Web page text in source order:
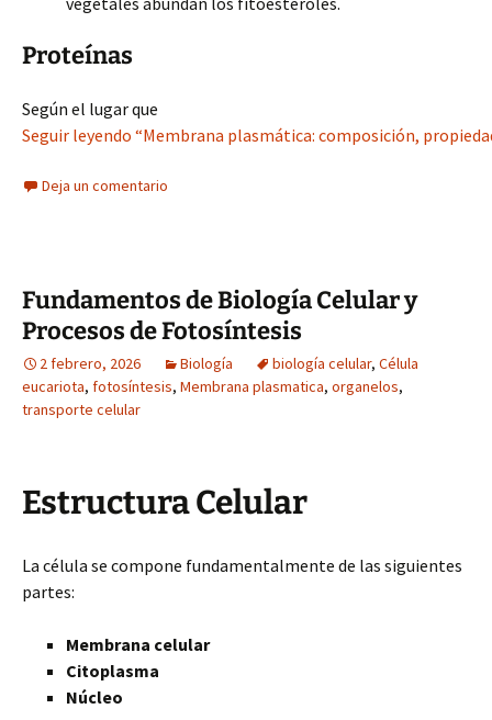
Proteínas
Según el lugar que
Seguir leyendo “Membrana plasmática: composición,
Deja un comentario
Fundamentos de Biología Celular y
Procesos de Fotosíntesis
2 febrero, 2026 Biología biología celular, Célula
eucariota, fotosíntesis, Membrana plasmatica, organelos,
transporte celular
Estructura Celular
La célula se compone fundamentalmente de las siguientes
partes:
Membrana celular
Citoplasma
Núcleo